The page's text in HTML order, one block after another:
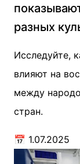
разных
Исследуйте,
влияют на
между
стран.
📅 1.07.2025